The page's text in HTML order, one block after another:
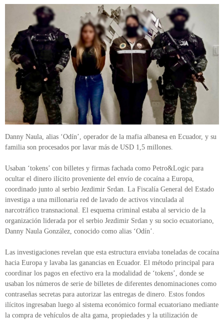
Danny Naula, alias ‘Odín’, operador de la mafia albanesa en Ecuador, y su
familia son procesados por lavar más de USD 1,5 millones.
Usaban ‘tokens’ con billetes y firmas fachada como Petro&Logic para
ocultar el dinero ilícito proveniente del envío de cocaína a Europa,
coordinado junto al serbio Jezdimir Srdan. La Fiscalía General del Estado
investiga a una millonaria red de lavado de activos vinculada al
narcotráfico transnacional. El esquema criminal estaba al servicio de la
organización liderada por el serbio Jezdimir Srdan y su socio ecuatoriano,
Danny Naula González, conocido como alias ‘Odín’.
Las investigaciones revelan que esta estructura enviaba toneladas de cocaína
hacia Europa y lavaba las ganancias en Ecuador. El método principal para
coordinar los pagos en efectivo era la modalidad de ‘tokens’, donde se
usaban los números de serie de billetes de diferentes denominaciones como
contraseñas secretas para autorizar las entregas de dinero. Estos fondos
ilícitos ingresaban luego al sistema económico formal ecuatoriano mediante
la compra de vehículos de alta gama, propiedades y la utilización de